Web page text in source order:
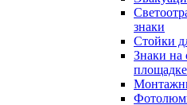
знаки
Стойки
Знаки на
площадке